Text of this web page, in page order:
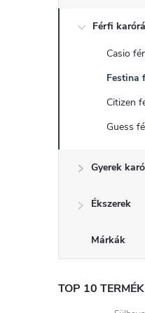
ó
n
e
Férfi
Casio
Festina
Citizen
Guess
Gyerek
Ékszerek
Márkák
TOP 10 TERMÉK